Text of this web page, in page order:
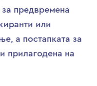
предвремена
или
а постапката за
прилагодена на